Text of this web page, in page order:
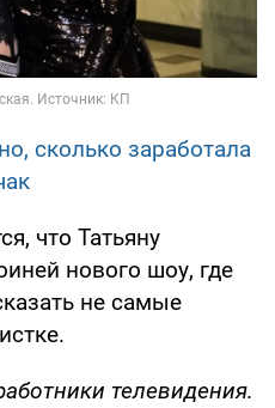
сколько заработала
что Татьяну
нового шоу, где
не самые
телевидения.